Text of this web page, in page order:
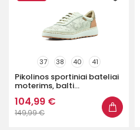
37 38 40 41
Pikolinos sportiniai bateliai
moterims, balti...
104,99 €
149,99 €